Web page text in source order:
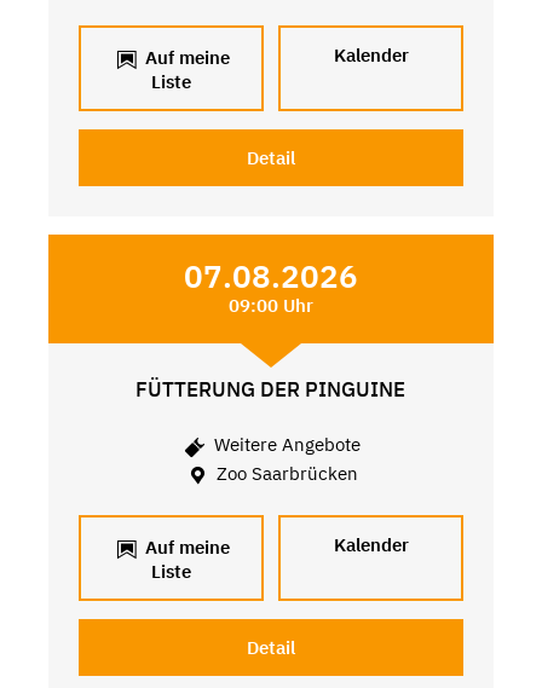
Auf meine
Liste
Kalender
Detail
07.08.2026
09:00 Uhr
FÜTTERUNG DER PINGUINE
Weitere Angebote
Zoo Saarbrücken
Auf meine
Liste
Kalender
Detail